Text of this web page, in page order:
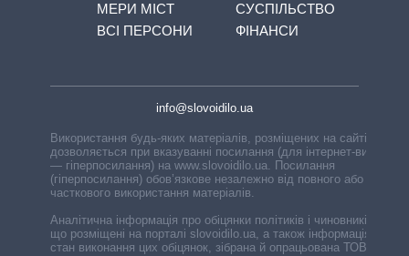
МЕРИ МІСТ
ВСІ ПЕРСОНИ
СУСПІЛЬСТВО
ФІНАНСИ
info@slovoidilo.ua
Використання будь-яких матеріалів, розміщених на сайті,
дозволяється при вказуванні посилання (для інтернет-видань
— гіперпосилання) на www.slovoidilo.ua. Посилання
(гіперпосилання) обов’язкове незалежно від повного або
часткового використання матеріалів.
Аналітична інформація про обіцянки політиків і чиновників,
що розміщені на порталі slovoidilo.ua, а також інформація про
стан виконання цих обіцянок, зібрана й опрацьована ТОВ «ІА